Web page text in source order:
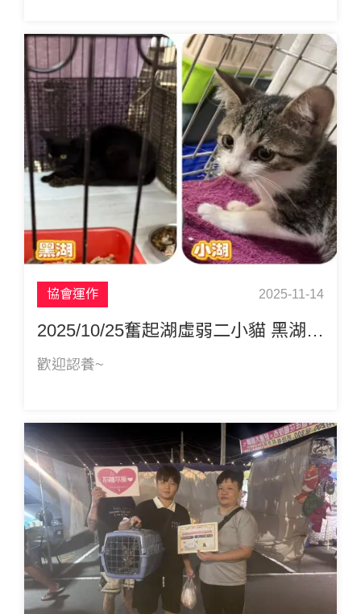
協會運作 2025-11-14
2025/10/25奮起湖虛弱二小貓 黑湖(11/05已原放) 小湖
歡迎認養~